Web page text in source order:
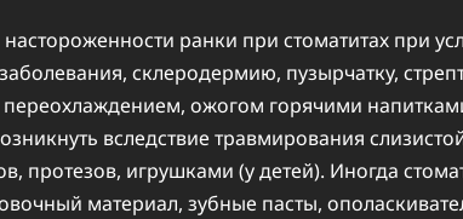
ранки при стоматитах при
склеродермию, пузырчатку,
переохлаждением, ожогом горячими
вследствие травмирования
протезов, игрушками (у детей). Иногда
материал, зубные пасты,